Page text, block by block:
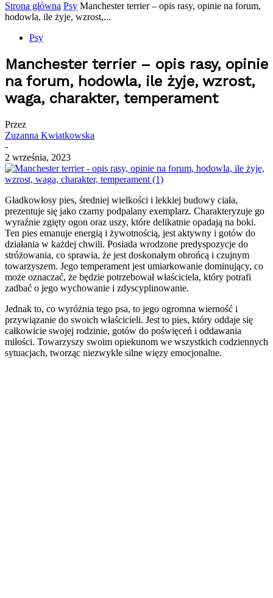
Strona główna Psy Manchester terrier – opis rasy, opinie na forum,
hodowla, ile żyje, wzrost,...
Psy
Manchester terrier – opis rasy, opinie
na forum, hodowla, ile żyje, wzrost,
waga, charakter, temperament
Przez
Zuzanna Kwiatkowska
-
2 września, 2023
Gładkowłosy pies, średniej wielkości i lekkiej budowy ciała,
prezentuje się jako czarny podpalany exemplarz. Charakteryzuje go
wyraźnie zgięty ogon oraz uszy, które delikatnie opadają na boki.
Ten pies emanuje energią i żywotnością, jest aktywny i gotów do
działania w każdej chwili. Posiada wrodzone predyspozycje do
stróżowania, co sprawia, że jest doskonałym obrońcą i czujnym
towarzyszem. Jego temperament jest umiarkowanie dominujący, co
może oznaczać, że będzie potrzebował właściciela, który potrafi
zadbać o jego wychowanie i zdyscyplinowanie.
Jednak to, co wyróżnia tego psa, to jego ogromna wierność i
przywiązanie do swoich właścicieli. Jest to pies, który oddaje się
całkowicie swojej rodzinie, gotów do poświęceń i oddawania
miłości. Towarzyszy swoim opiekunom we wszystkich codziennych
sytuacjach, tworząc niezwykle silne więzy emocjonalne.